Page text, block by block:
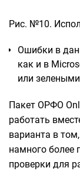
Рис. №10.
Ошибки в
как и в
или
Пакет ОРФО
работать
варианта в
намного более
проверки для